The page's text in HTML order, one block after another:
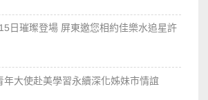
日璀璨登場 屏東邀您相約佳樂水追星許
年大使赴美學習永續深化姊妹市情誼